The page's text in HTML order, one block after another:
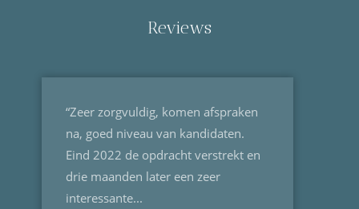
Reviews
“Zeer zorgvuldig, komen afspraken
na, goed niveau van kandidaten.
Eind 2022 de opdracht verstrekt en
drie maanden later een zeer
interessante...